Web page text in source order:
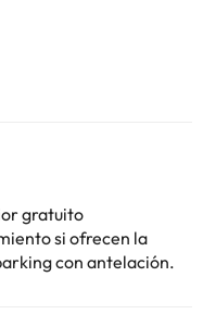
gratuito
si ofrecen la
con antelación.